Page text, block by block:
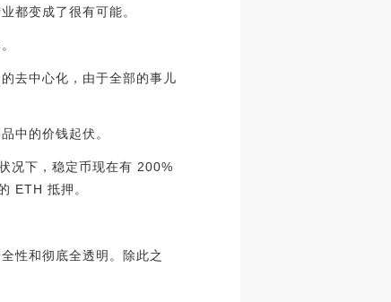
都变成了很有可能。
去中心化，由于全部的事儿
中的价钱起伏。
况下，稳定币现在有 200%
ETH 抵押。
性和彻底全透明。除此之